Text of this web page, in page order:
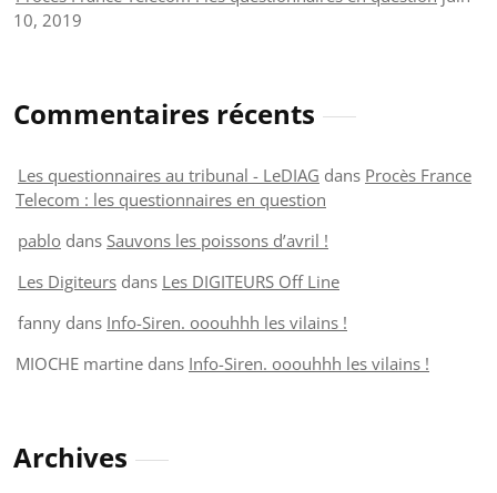
10, 2019
Commentaires récents
Les questionnaires au tribunal - LeDIAG dans Procès France
Telecom : les questionnaires en question
pablo dans Sauvons les poissons d’avril !
Les Digiteurs dans Les DIGITEURS Off Line
fanny dans Info-Siren. ooouhhh les vilains !
MIOCHE martine dans Info-Siren. ooouhhh les vilains !
Archives